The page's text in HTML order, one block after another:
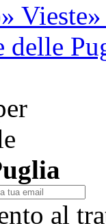
» Vieste
delle
al